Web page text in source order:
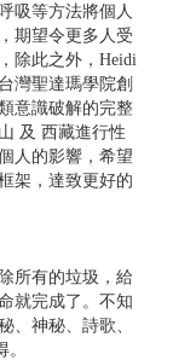
吸等方法將個人
期望令更多人受
除此之外，Heidi
灣聖達瑪學院創
意識破解的完整
及 西藏進行性
人的影響，希望
架，達致更好的
所有的垃圾，給
就完成了。不知
、神秘、詩歌、